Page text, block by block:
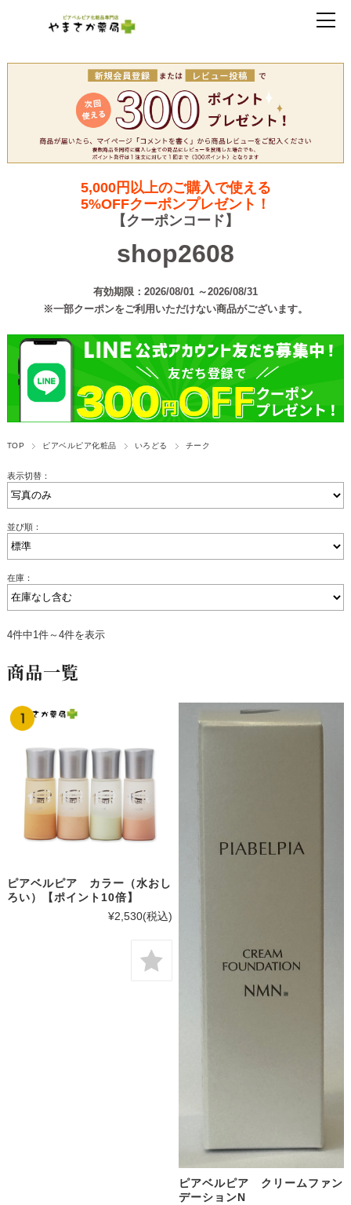
5,000円以上のご購入で使える
5%OFFクーポンプレゼント！
【クーポンコード】
shop2608
有効期限：2026/08/01 ～2026/08/31
※一部クーポンをご利用いただけない商品がございます。
TOP ピアベルピア化粧品 いろどる チーク
表示切替：
並び順：
在庫：
4件中1件～4件を表示
商品一覧
ピアベルピア カラー（水おし
ろい）【ポイント10倍】
¥2,530(税込)
ピアベルピア クリームファン
デーションN